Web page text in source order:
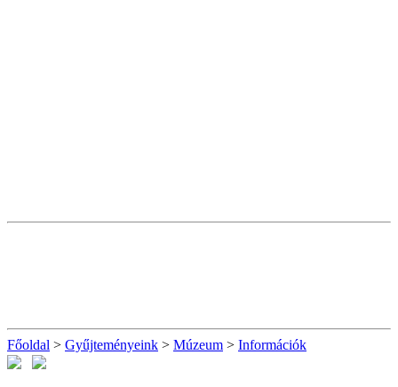
Főoldal > Gyűjteményeink > Múzeum > Információk